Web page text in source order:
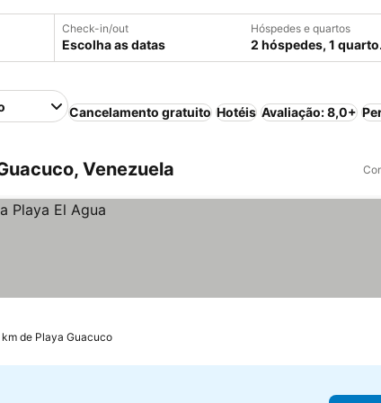
Check-in/out
Escolha as datas
Hóspedes e quartos
2 hóspedes, 1 quarto.
Cancelamento gratuito Hotéis Avaliação: 8,0+
Venezuela
km de Playa Guacuco